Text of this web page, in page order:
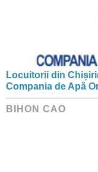
Locuitorii din
Compania de Apă
BIHON CAO